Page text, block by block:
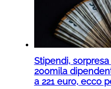
Stipendi,
200mila
a 221 euro, ecco